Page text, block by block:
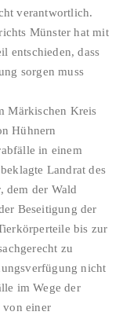
verantwortlich.
Münster hat mit
entschieden, dass
sorgen muss
Märkischen Kreis
Hühnern
in einem
Landrat des
dem der Wald
Beseitigung der
bis zur
zu
nicht
im Wege der
von einer